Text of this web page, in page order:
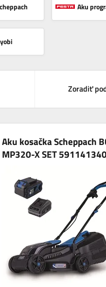
Aku
Zoradiť
Aku kosačka Scheppach
MP320-X SET